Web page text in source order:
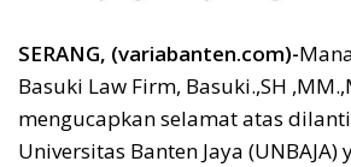
SERANG, (variabanten.com)-
Basuki Law Firm, Basuki.,SH
mengucapkan selamat atas
Universitas Banten Jaya (UNBAJA)